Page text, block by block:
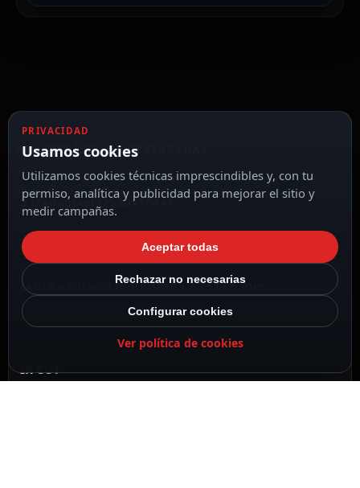
CARACTERÍSTICAS DESTACADAS
5 Megapíxel (2560x1944)
Lente varifocal motorizada 2.7~13.5 mm
IR CUT
PRIVACIDAD
Usamos cookies
Utilizamos cookies técnicas imprescindibles y, con tu
permiso, analítica y publicidad para mejorar el sitio y
medir campañas.
Aceptar todas
Rechazar no necesarias
Configurar cookies
Ver política de cookies